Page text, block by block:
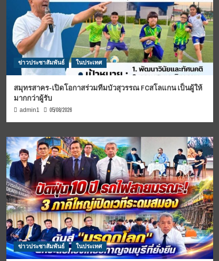
ข่าวประชาสัมพันธ์ ในประเทศ
สมุทรสาคร-เปิดโอกาสร่วมทีมบัวสุวรรณ FCสโลแกน เป็นผู้ให้
มากกว่าผู้รับ
admin1 05/08/2026
ข่าวประชาสัมพันธ์ ในประเทศ